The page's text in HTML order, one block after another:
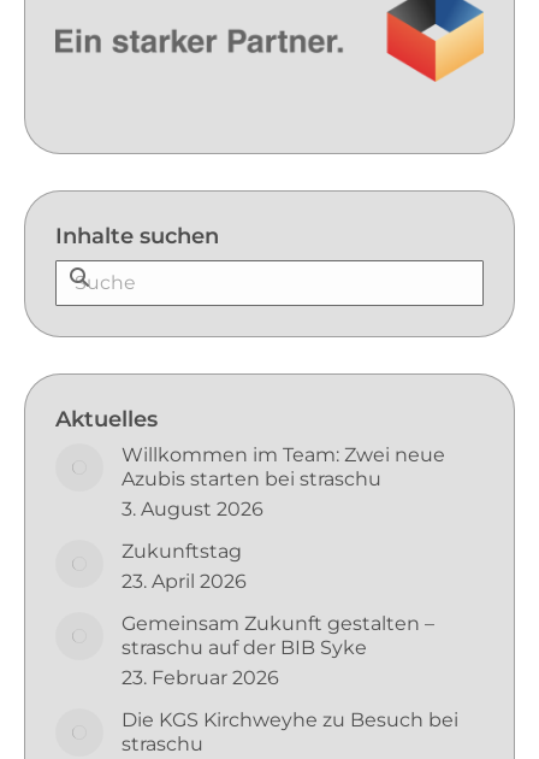
Inhalte suchen
Aktuelles
Willkommen im Team: Zwei neue
Azubis starten bei straschu
3. August 2026
Zukunftstag
23. April 2026
Gemeinsam Zukunft gestalten –
straschu auf der BIB Syke
23. Februar 2026
Die KGS Kirchweyhe zu Besuch bei
straschu